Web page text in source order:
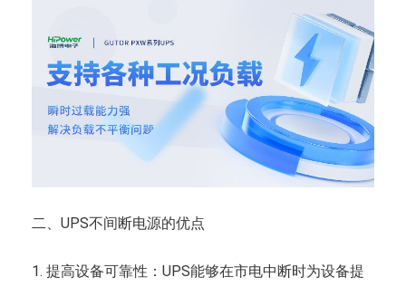
二、UPS不间断电源的优点
1. 提高设备可靠性：UPS能够在市电中断时为设备提